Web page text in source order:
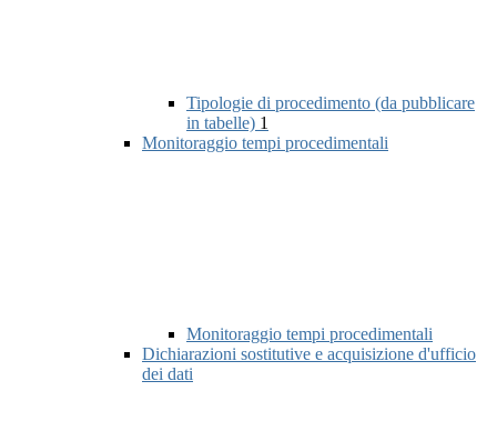
Tipologie di procedimento (da pubblicare
in tabelle) 1
Monitoraggio tempi procedimentali
Monitoraggio tempi procedimentali
Dichiarazioni sostitutive e acquisizione d'ufficio
dei dati